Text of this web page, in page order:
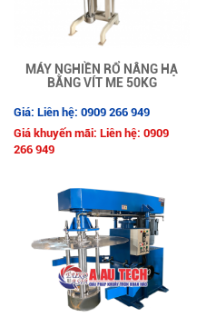
MÁY NGHIỀN RỔ NÂNG HẠ
BẰNG VÍT ME 50KG
Giá: Liên hệ: 0909 266 949
Giá khuyến mãi: Liên hệ: 0909
266 949